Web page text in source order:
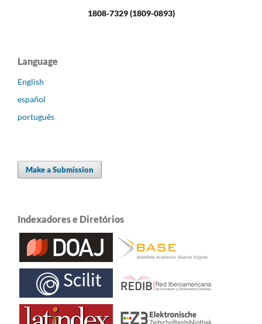
1808-7329 (1809-0893)
Language
English
español
português
Make a Submission
Indexadores e Diretórios